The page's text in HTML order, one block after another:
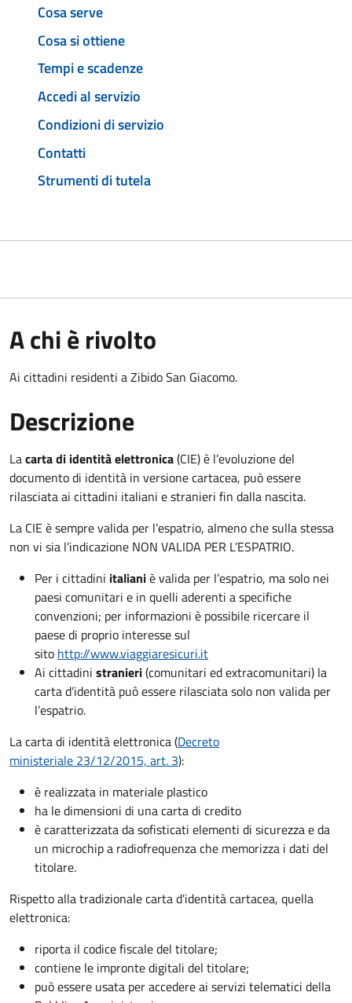
Cosa serve
Cosa si ottiene
Tempi e scadenze
Accedi al servizio
Condizioni di servizio
Contatti
Strumenti di tutela
A chi è rivolto
Ai cittadini residenti a Zibido San Giacomo.
Descrizione
Lacarta di identità elettronica(CIE) è l’evoluzione del
documento di identità in versione cartacea, può essere
rilasciata ai cittadini italiani e stranieri fin dalla nascita.
La CIE è sempre valida per l’espatrio, almeno che sulla stessa
non vi sia l’indicazione NON VALIDA PER L’ESPATRIO.
Per i cittadini italianiè valida per l’espatrio, ma solo nei
paesi comunitari e in quelli aderenti a specifiche
convenzioni; per informazioni è possibile ricercare il
paese di proprio interesse sul
sito http://www.viaggiaresicuri.it
Ai cittadini stranieri(comunitari ed extracomunitari) la
carta d’identità può essere rilasciata solo non valida per
l’espatrio.
La carta di identità elettronica (Decreto
ministeriale 23/12/2015, art. 3):
è realizzata in materiale plastico
ha le dimensioni di una carta di credito
è caratterizzata da sofisticati elementi di sicurezza e da
un microchip a radiofrequenza che memorizza i dati del
titolare.
Rispetto alla tradizionale carta d'identità cartacea, quella
elettronica:
riporta il codice fiscale del titolare;
contiene le impronte digitali del titolare;
può essere usata per accedere ai servizi telematici della